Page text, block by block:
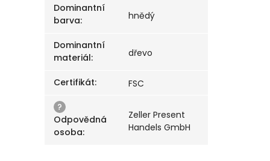
Dominantní
barva: hnědý
Dominantní
materiál: dřevo
Certifikát:
FSC
?
Odpovědná
osoba:
Zeller Present
Handels GmbH